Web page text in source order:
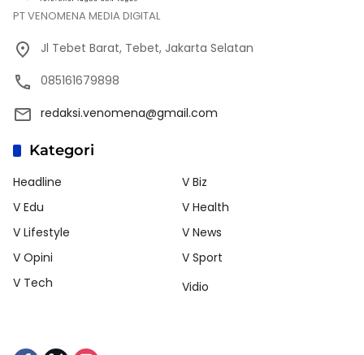
PT VENOMENA MEDIA DIGITAL
Jl Tebet Barat, Tebet, Jakarta Selatan
085161679898
redaksi.venomena@gmail.com
Kategori
Headline
V Biz
V Edu
V Health
V Lifestyle
V News
V Opini
V Sport
V Tech
Vidio